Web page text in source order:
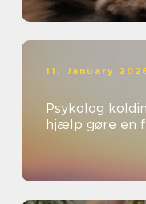
11. January
Psykolog kolding sådan kan
hjælp gøre en